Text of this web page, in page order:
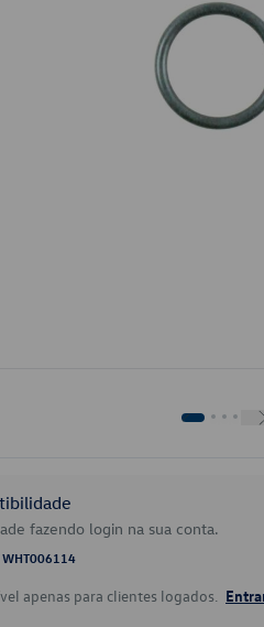
fazendo login na sua conta.
WHT006114
apenas para clientes logados.